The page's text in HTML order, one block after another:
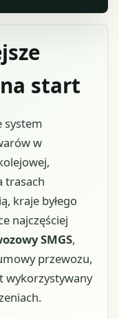
start
system
w
trasach
kraje byłego
najczęściej
SMGS,
przewozu,
wykorzystywany